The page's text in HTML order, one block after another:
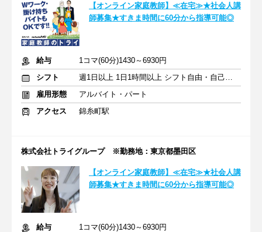
【オンライン家庭教師】≪在宅≫★社会人講
師募集★すきま時間に60分から指導可能◎
給与
1コマ(60分)1430～6930円
シフト
週1日以上 1日1時間以上 シフト自由・自己申告
雇用形態
アルバイト・パート
アクセス
錦糸町駅
株式会社トライグループ ※勤務地：東京都墨田区
【オンライン家庭教師】≪在宅≫★社会人講
師募集★すきま時間に60分から指導可能◎
給与
1コマ(60分)1430～6930円